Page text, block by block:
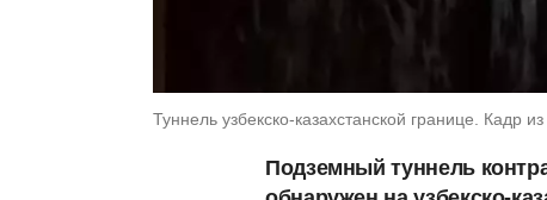
Туннель узбекско-казахстанской границе. Кадр
Подземный туннель